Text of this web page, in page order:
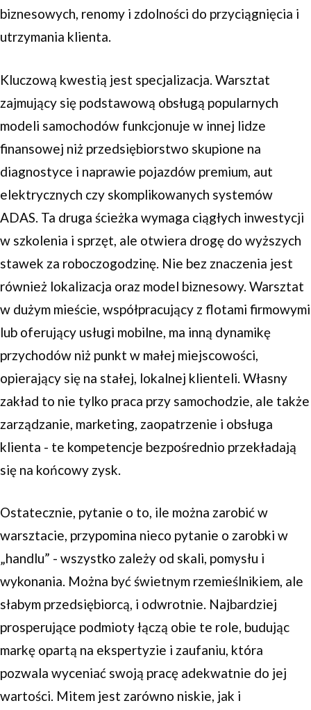
biznesowych, renomy i zdolności do przyciągnięcia i
utrzymania klienta.
Kluczową kwestią jest specjalizacja. Warsztat
zajmujący się podstawową obsługą popularnych
modeli samochodów funkcjonuje w innej lidze
finansowej niż przedsiębiorstwo skupione na
diagnostyce i naprawie pojazdów premium, aut
elektrycznych czy skomplikowanych systemów
ADAS. Ta druga ścieżka wymaga ciągłych inwestycji
w szkolenia i sprzęt, ale otwiera drogę do wyższych
stawek za roboczogodzinę. Nie bez znaczenia jest
również lokalizacja oraz model biznesowy. Warsztat
w dużym mieście, współpracujący z flotami firmowymi
lub oferujący usługi mobilne, ma inną dynamikę
przychodów niż punkt w małej miejscowości,
opierający się na stałej, lokalnej klienteli. Własny
zakład to nie tylko praca przy samochodzie, ale także
zarządzanie, marketing, zaopatrzenie i obsługa
klienta - te kompetencje bezpośrednio przekładają
się na końcowy zysk.
Ostatecznie, pytanie o to, ile można zarobić w
warsztacie, przypomina nieco pytanie o zarobki w
„handlu” - wszystko zależy od skali, pomysłu i
wykonania. Można być świetnym rzemieślnikiem, ale
słabym przedsiębiorcą, i odwrotnie. Najbardziej
prosperujące podmioty łączą obie te role, budując
markę opartą na ekspertyzie i zaufaniu, która
pozwala wyceniać swoją pracę adekwatnie do jej
wartości. Mitem jest zarówno niskie, jak i